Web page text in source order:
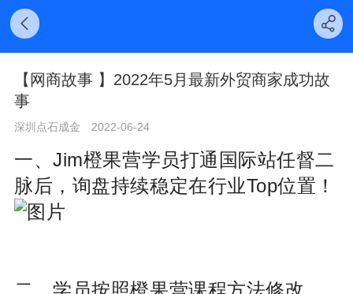
【网商故事 】2022年5月最新外贸商家成功故
事
深圳点石成金 2022-06-24
一、Jim橙果营学员打通国际站任督二
脉后，询盘持续稳定在行业Top位置！